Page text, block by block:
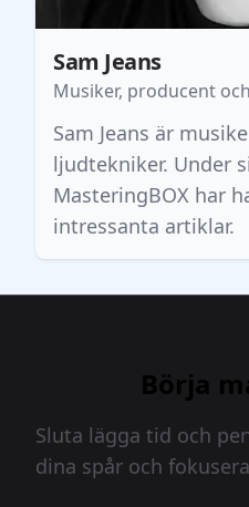
Sam Jeans
Musiker, producent
Sam Jeans är
ljudtekniker. Under
MasteringBOX har
intressanta artiklar.
Börja
Sluta lägga tid och
dina spår och